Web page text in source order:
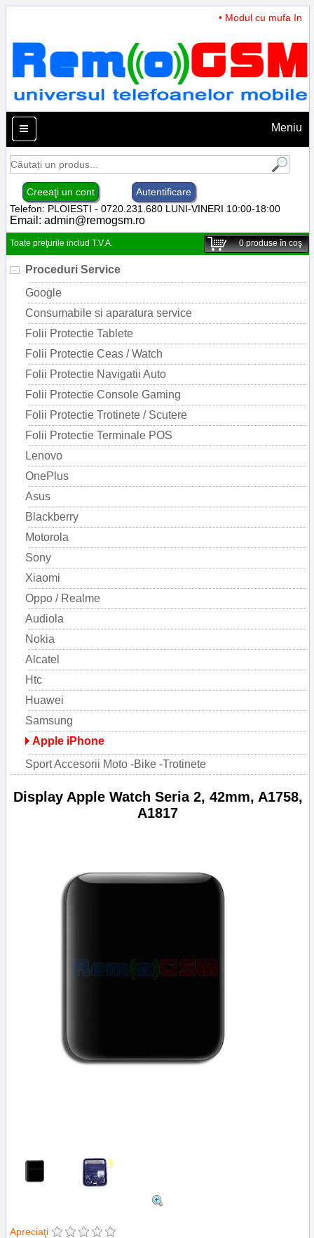
• Modul cu mufa
Meniu
Creeaţi un cont
Autentificare
Telefon: PLOIESTI - 0720.231.680 LUNI-VINERI 10:00-18:00
Email: admin@remogsm.ro
Toate preţurile includ T.V.A. 0produse în coş
Proceduri Service
Google
Consumabile si aparatura service
Folii Protectie Tablete
Folii Protectie Ceas / Watch
Folii Protectie Navigatii Auto
Folii Protectie Console Gaming
Folii Protectie Trotinete / Scutere
Folii Protectie Terminale POS
Lenovo
OnePlus
Asus
Blackberry
Motorola
Sony
Xiaomi
Oppo / Realme
Audiola
Nokia
Alcatel
Htc
Huawei
Samsung
Apple iPhone
Sport Accesorii Moto -Bike -Trotinete
Display Apple Watch Seria 2, 42mm, A1758,
A1817
Apreciaţi